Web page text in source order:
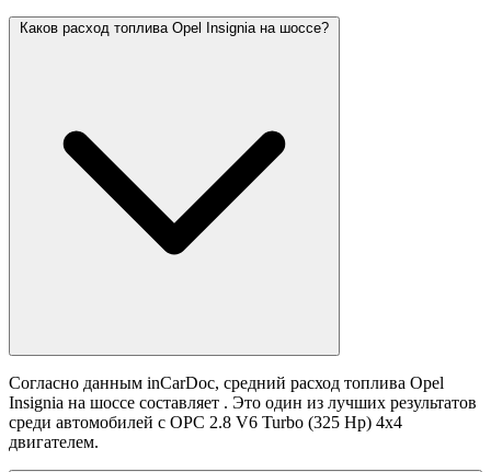
Каков расход топлива Opel Insignia на шоссе?
Согласно данным inCarDoc, средний расход топлива Opel
Insignia на шоссе составляет . Это один из лучших результатов
среди автомобилей с OPC 2.8 V6 Turbo (325 Hp) 4x4
двигателем.